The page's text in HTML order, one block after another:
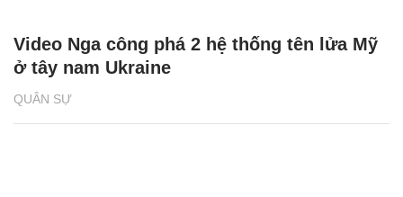
QUÂN SỰ
Video Nga công phá 2 hệ thống tên lửa Mỹ
ở tây nam Ukraine